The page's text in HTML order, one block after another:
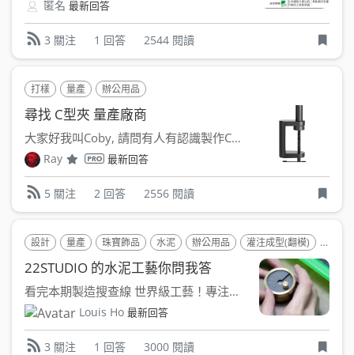
匿名 最新回答
3 關注 1 回答 2544 閱讀
打樣 量產 辦公用品
尋找 C型夾 量產廠商
大家好我叫Coby, 請問有人有認識製作C型夾或者檯燈夾...
Ray 最新回答
5 關注 2 回答 2556 閱讀
設計 量產 珠寶飾品 水泥 辦公用品 灌注成型(翻模) 禮贈品
22STUDIO 的水泥工藝你問我答
看完本期製造搜查線 世界級工藝！專注於水泥產品設計製造的 ...
Louis Ho 最新回答
3 關注 1 回答 3000 閱讀